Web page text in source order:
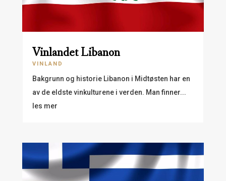
Vinlandet Libanon
VINLAND
Bakgrunn og historie Libanon i Midtøsten har en
av de eldste vinkulturene i verden. Man finner...
les mer